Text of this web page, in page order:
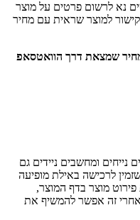
נא לרשום פרטים על מוצר
למוצר שראית עם מחיר
שמצאת דרך הוואטסאפ
ומחשבים ניידים גם
לרכישה באילת מופיעה
מוצר בדף המוצר,
זה אפשר להמשיף את